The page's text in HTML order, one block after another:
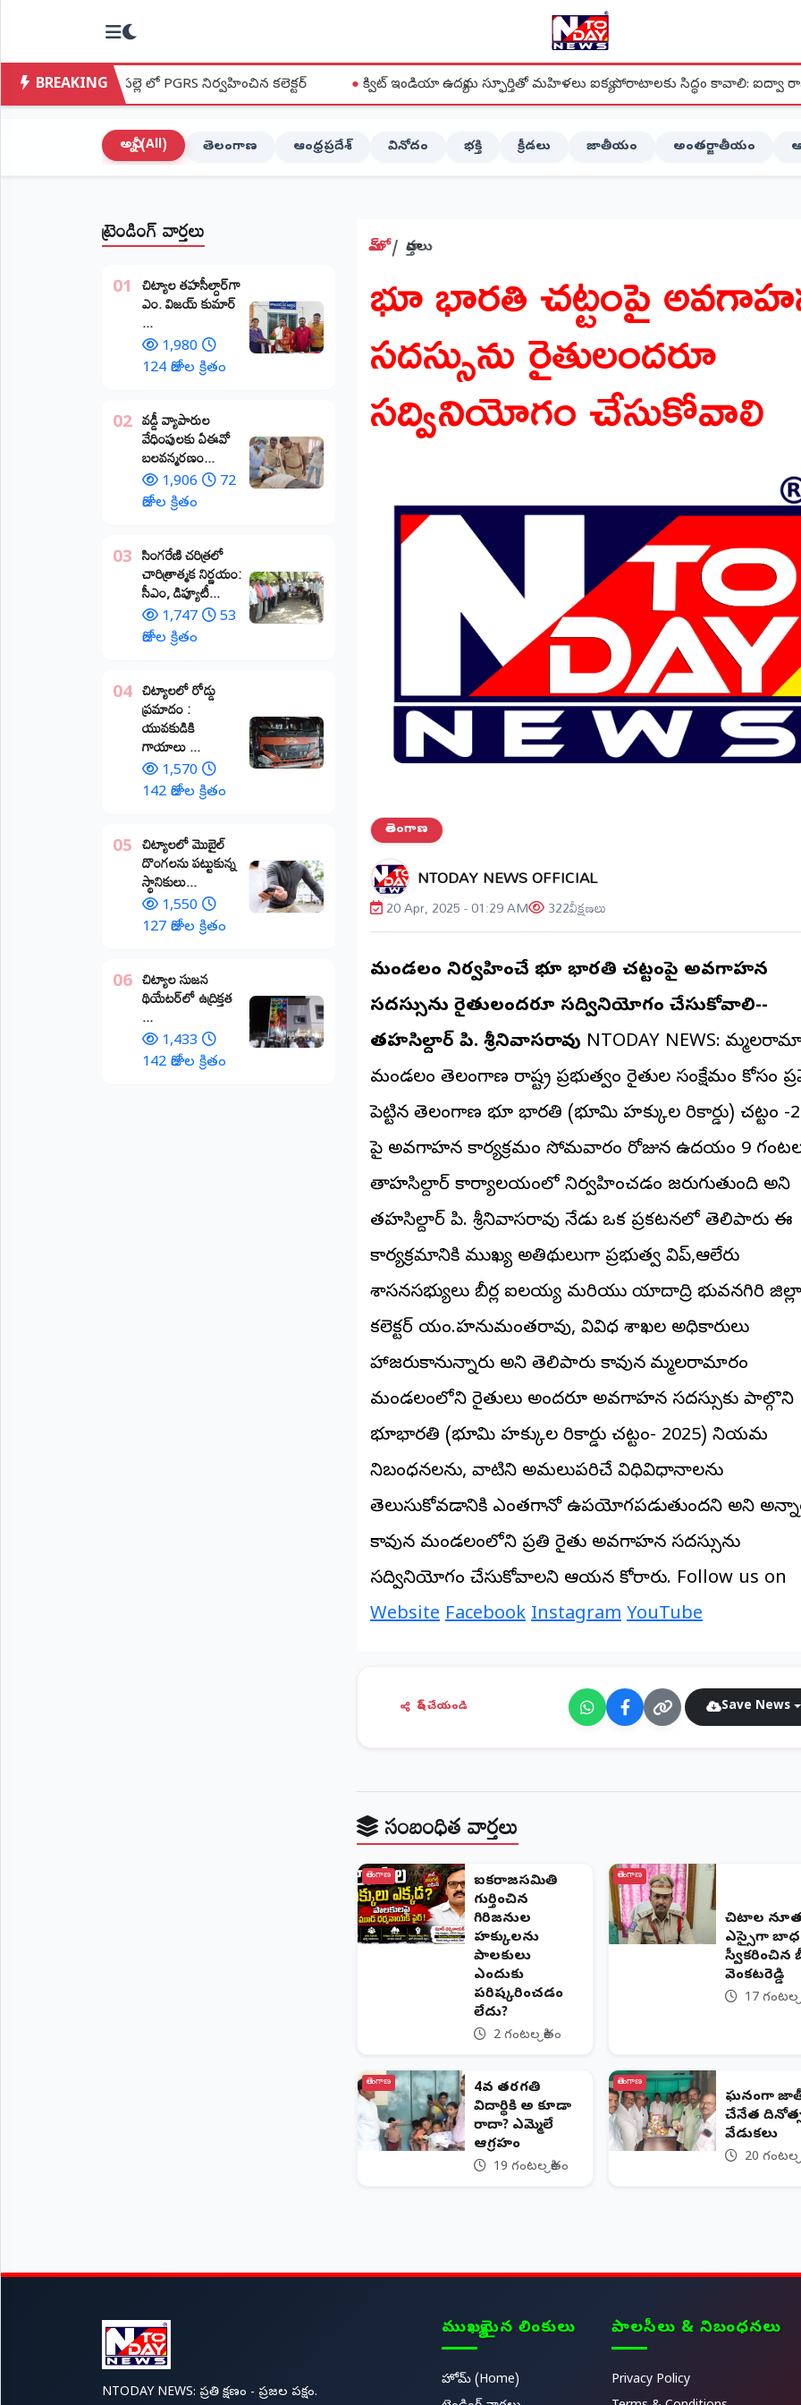
NTODAY×
హోమ్
BREAKING
లో PGRS నిర్వహించిన కలెక్టర్ ●క్విట్ ఇండియా ఉద్యమ స్ఫూర్తితో మహిళలు ఐక్య పోరాటాలకు సిద్ధం కావాలి: ఐద్వా రాష్ట్ర ప్రధాన కార్యదర్శి
అన్నీ (All) తెలంగాణ ఆంధ్రప్రదేశ్ వినోదం భక్తి క్రీడలు జాతీయం అంతర్జాతీయం
ట్రెండింగ్ వార్తలు
01 ​చిట్యాల తహసీల్దార్‌గా
ఎం. విజయ్ కుమార్
...
1,980
124 రోజుల క్రితం
02 వడ్డీ వ్యాపారుల
వేధింపులకు ఏఈవో
బలవన్మరణం...
1,906
72
రోజుల క్రితం
03 ​సింగరేణి చరిత్రలో
చారిత్రాత్మక నిర్ణయం:
సీఎం, డిప్యూటీ...
1,747
53
రోజుల క్రితం
04 చిట్యాలలో రోడ్డు
ప్రమాదం :
యువకుడికి
గాయాలు ​...
1,570
142 రోజుల క్రితం
05 చిట్యాలలో మొబైల్
దొంగలను పట్టుకున్న
స్థానికులు...
1,550
127 రోజుల క్రితం
06 చిట్యాల సుజన
థియేటర్‌లో ఉద్రిక్తత
...
1,433
142 రోజుల క్రితం
హోమ్ వార్తలు
భూ భారతి చట్టంపై
సదస్సును రైతులందరూ
సద్వినియోగం చేసుకోవాలి
తెలంగాణ
NTODAY NEWS OFFICIAL
20 Apr, 2025 - 01:29 AM 322వీక్షణలు
మండలంలో నిర్వహించే భూ భారతి చట్టంపై అవగాహన
సదస్సును రైతులందరూ సద్వినియోగం చేసుకోవాలి--
తహసిల్దార్ పి. శ్రీనివాసరావు NTODAY NEWS:
మండలం తెలంగాణ రాష్ట్ర ప్రభుత్వం రైతుల సంక్షేమం కోసం
పెట్టిన తెలంగాణ భూ భారతి (భూమి హక్కుల రికార్డు) చట్టం -
పై అవగాహన కార్యక్రమం సోమవారం రోజున ఉదయం 9
తాహసిల్దార్ కార్యాలయంలో నిర్వహించడం జరుగుతుంది అని
తహసిల్దార్ పి. శ్రీనివాసరావు నేడు ఒక ప్రకటనలో తెలిపారు ఈ
కార్యక్రమానికి ముఖ్య అతిథులుగా ప్రభుత్వ విప్,ఆలేరు
శాసనసభ్యులు బీర్ల ఐలయ్య మరియు యాదాద్రి భువనగిరి జిల్లా
కలెక్టర్ యం.హనుమంతరావు, వివిధ శాఖల అధికారులు
హాజరుకానున్నారు అని తెలిపారు కావున బొమ్మలరామారం
మండలంలోని రైతులు అందరూ అవగాహన సదస్సుకు పాల్గొని
భూభారతి (భూమి హక్కుల రికార్డు చట్టం- 2025) నియమ
నిబంధనలను, వాటిని అమలుపరిచే విధివిధానాలను
తెలుసుకోవడానికి ఎంతగానో ఉపయోగపడుతుందని అని
కావున మండలంలోని ప్రతి రైతు అవగాహన సదస్సును
సద్వినియోగం చేసుకోవాలని ఆయన కోరారు. Follow us on
Website Facebook Instagram YouTube
షేర్ చేయండి Save News
సంబంధిత వార్తలు
తెలంగాణ
ఐక్యరాజ్యసమితి
గుర్తించిన
గిరిజనుల
హక్కులను
పాలకులు
ఎందుకు
పరిష్కరించడం
లేదు?
2 గంటల క్రితం
తెలంగాణ
​చిట్యాల
ఎస్సైగా
స్వీకరించిన
వెంకటరెడ్డి
17 గంటల
తెలంగాణ
4వ తరగతి
విద్యార్థికి అ కూడా
రాదా? ఎమ్మెల్యే
ఆగ్రహం
19 గంటల క్రితం
తెలంగాణ
ఘనంగా
చేనేత
వేడుకలు
20 గంటల
NTODAY NEWS: ప్రతి క్షణం - ప్రజల పక్షం.
ముఖ్యమైన లింకులు
హోమ్ (Home)
పాలసీలు & నిబంధనలు
Privacy Policy